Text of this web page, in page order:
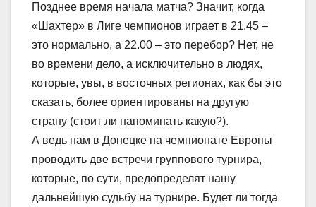
Позднее время начала матча? Значит, когда
«Шахтер» в Лиге чемпионов играет в 21.45 –
это нормально, а 22.00 – это перебор? Нет, не
во времени дело, а исключительно в людях,
которые, увы, в восточных регионах, как бы это
сказать, более ориентированы на другую
страну (стоит ли напоминать какую?).
А ведь нам в Донецке на чемпионате Европы
проводить две встречи группового турнира,
которые, по сути, предопределят нашу
дальнейшую судьбу на турнире. Будет ли тогда